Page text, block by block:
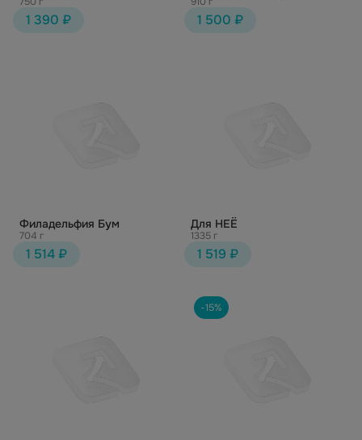
1 390 ₽ 1 500 ₽
Филадельфия Бум
704 г
1 514 ₽
Для НЕЁ
1335 г
1 519 ₽
-15%